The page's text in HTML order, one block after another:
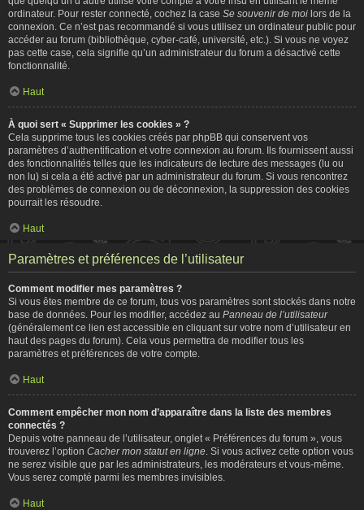
ordinateur. Pour rester connecté, cochez la case Se souvenir de moi lors de la
connexion. Ce n’est pas recommandé si vous utilisez un ordinateur public pour
accéder au forum (bibliothèque, cyber-café, université, etc.). Si vous ne voyez
pas cette case, cela signifie qu’un administrateur du forum a désactivé cette
fonctionnalité.
Haut
À quoi sert « Supprimer les cookies » ?
Cela supprime tous les cookies créés par phpBB qui conservent vos
paramètres d’authentification et votre connexion au forum. Ils fournissent aussi
des fonctionnalités telles que les indicateurs de lecture des messages (lu ou
non lu) si cela a été activé par un administrateur du forum. Si vous rencontrez
des problèmes de connexion ou de déconnexion, la suppression des cookies
pourrait les résoudre.
Haut
Paramètres et préférences de l’utilisateur
Comment modifier mes paramètres ?
Si vous êtes membre de ce forum, tous vos paramètres sont stockés dans notre
base de données. Pour les modifier, accédez au Panneau de l’utilisateur
(généralement ce lien est accessible en cliquant sur votre nom d’utilisateur en
haut des pages du forum). Cela vous permettra de modifier tous les
paramètres et préférences de votre compte.
Haut
Comment empêcher mon nom d’apparaître dans la liste des membres
connectés ?
Depuis votre panneau de l’utilisateur, onglet « Préférences du forum », vous
trouverez l’option Cacher mon statut en ligne . Si vous activez cette option vous
ne serez visible que par les administrateurs, les modérateurs et vous-même.
Vous serez compté parmi les membres invisibles.
Haut